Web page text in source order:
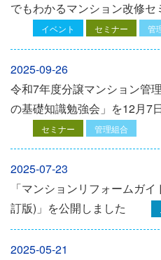
でもわかるマンション改修セ
イベント セミナー 管
2025-09-26
令和7年度分譲マンション管
の基礎知識勉強会」を12⽉7
セミナー 管理組合
2025-07-23
「マンションリフォームガ
訂版)」を公開しました
2025-05-21